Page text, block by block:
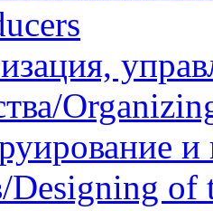
и
Designing of